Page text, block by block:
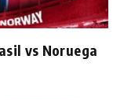
vs Noruega